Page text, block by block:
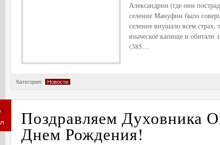
Александрии (где они
селение Мануфин было
селение внушало всем страх,
языческое капище и
(385…
Категория: Новости
Поздравляем Духовника
Днем Рождения!